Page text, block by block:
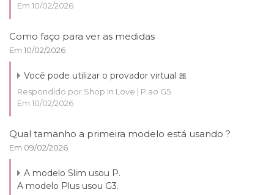
Em 10/02/2026
Como faço para ver as medidas
Em 10/02/2026
Você pode utilizar o provador virtual 🎀
Respondido por Shop In Love | P ao G5
Em 10/02/2026
Qual tamanho a primeira modelo está usando ?
Em 09/02/2026
A modelo Slim usou P.
A modelo Plus usou G3.